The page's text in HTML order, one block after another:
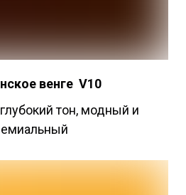
венге V10
тон, модный и